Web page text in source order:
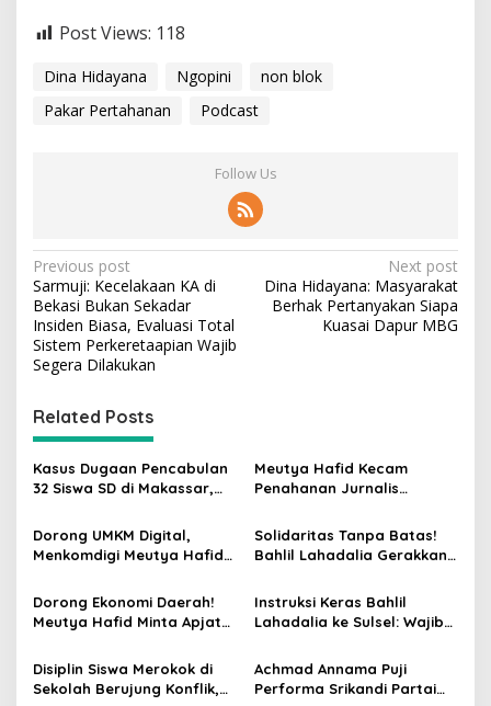
Post Views: 118
Dina Hidayana Ngopini
non blok
Pakar Pertahanan
Podcast
Follow Us
P
o
s
t
a
v
i
a
i
o
n
Previous post
Sarmuji: Kecelakaan KA di
Bekasi Bukan Sekadar
Insiden Biasa, Evaluasi Total
Sistem Perkeretaapian Wajib
Segera Dilakukan
Next post
Dina Hidayana: Masyarakat
Berhak Pertanyakan Siapa
Kuasai Dapur MBG
Related Posts
Kasus Dugaan Pencabulan
32 Siswa SD di Makassar,
Hukuman Berat dan
Pendampingan Korban
Meutya Hafid Kecam
Penahanan Jurnalis
dalam Misi Kemanusiaan ke
Gaza
​Dorong UMKM Digital,
Menkomdigi Meutya Hafid
Pro Gratis
Solidaritas Tanpa Batas!
Bahlil Lahadalia Gerakkan
untuk Atasi Krisis Sumatera
Dorong Ekonomi Daerah!
Meutya Hafid Minta Apjatel
Digital yang Beri Manfaat
Nyata
Instruksi Keras Bahlil
Lahadalia ke Sulsel: Wajib
Lumbung Suara Golkar
dengan Segala Risiko!
Disiplin Siswa Merokok di
Sekolah Berujung Konflik,
Achmad Annama Puji
Performa Srikandi Partai